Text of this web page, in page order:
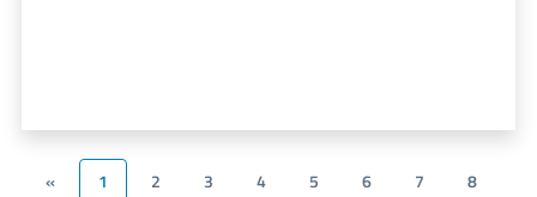
« 1 2 3 4 5 6 7
8